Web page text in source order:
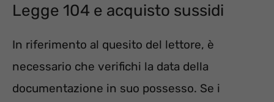
Legge 104 e acquisto sussidi
In riferimento al quesito del lettore, è
necessario che verifichi la data della
documentazione in suo possesso. Se i